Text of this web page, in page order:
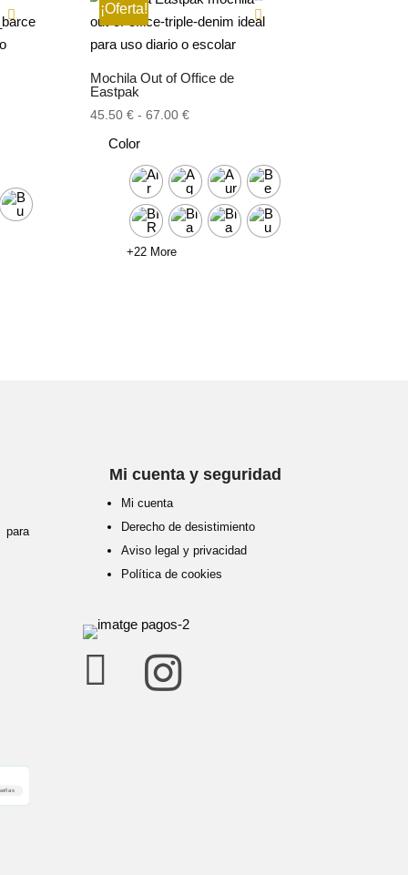
¡Oferta!
Mochila Out of Office de
Eastpak
45.50 € - 67.00 €Rango
desde
45.50 €
hasta
67.00 €
Color
+22 More
Mi cuenta y seguridad
Mi cuenta
Derecho de desistimiento
Aviso legal y privacidad
Política de cookies
 